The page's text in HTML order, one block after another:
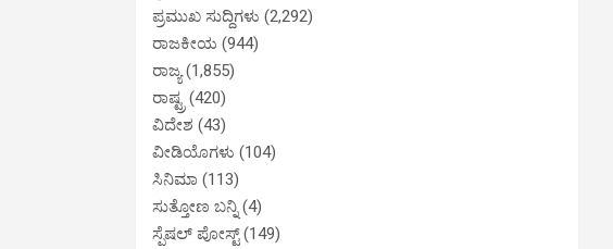
ಪ್ರಮುಖ ಸುದ್ದಿಗಳು (2,292)
ರಾಜಕೀಯ (944)
ರಾಜ್ಯ(1,855)
ರಾಷ್ಟ್ರ (420)
ವಿದೇಶ (43)
ವೀಡಿಯೊಗಳು (104)
ಸಿನಿಮಾ (113)
ಸುತ್ತೋಣ ಬನ್ನಿ(4)
ಸ್ಪೆಷಲ್ ಪೋಸ್ಟ್(149)